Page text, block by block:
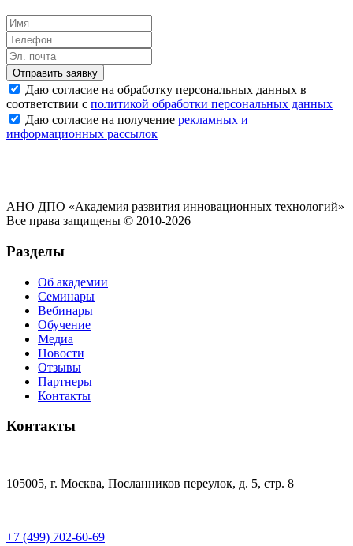
Отправить заявку
Даю согласие на обработку персональных данных в
соответствии с политикой обработки персональных данных
Даю согласие на получение рекламных и
информационных рассылок
АНО ДПО «Академия развития инновационных технологий»
Все права защищены © 2010-2026
Разделы
Об академии
Семинары
Вебинары
Обучение
Медиа
Новости
Отзывы
Партнеры
Контакты
Контакты
105005, г. Москва, Посланников переулок, д. 5, стр. 8
+7 (499) 702-60-69